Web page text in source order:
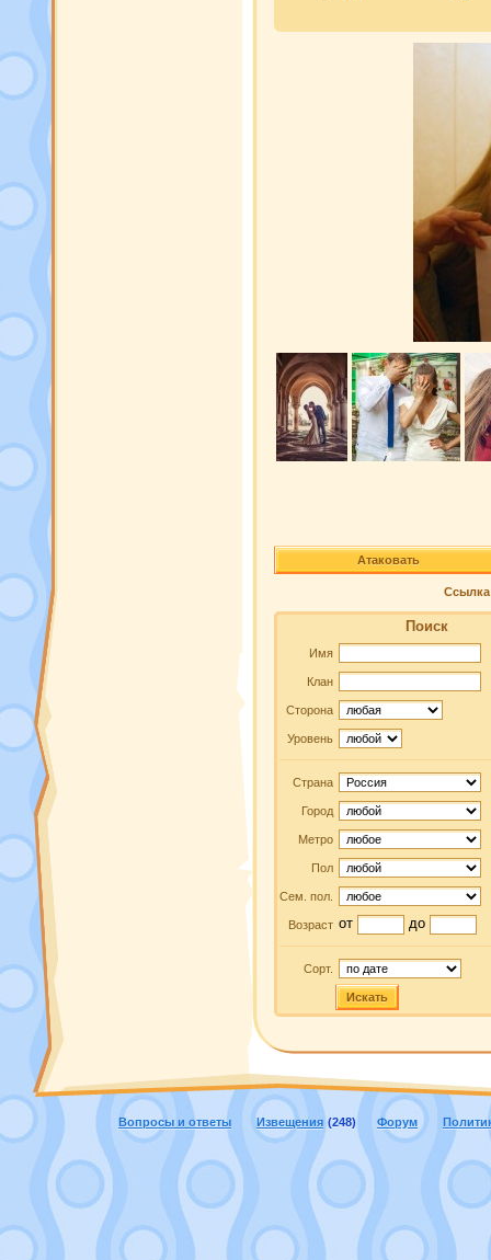
Атаковать
Ссылка
Поиск
Имя
Клан
Сторона
Уровень
Страна
Город
Метро
Пол
Сем. пол.
Возраст от до
Сорт.
Искать
Вопросы и ответы Извещения (248) Форум